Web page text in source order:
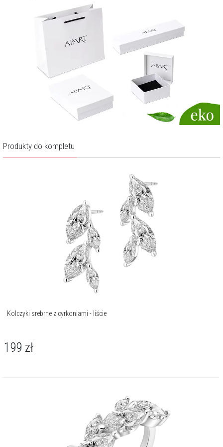
Produkty do kompletu
Kolczyki srebrne z cyrkoniami - liście
199 zł